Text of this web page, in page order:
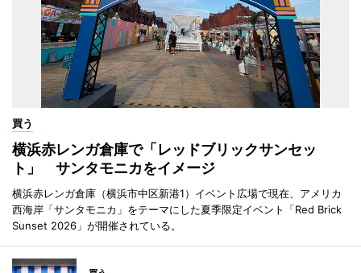
買う
横浜赤レンガ倉庫で「レッドブリックサンセッ
ト」 サンタモニカをイメージ
横浜赤レンガ倉庫（横浜市中区新港1）イベント広場で現在、アメリカ
西海岸「サンタモニカ」をテーマにした夏季限定イベント「Red Brick
Sunset 2026」が開催されている。